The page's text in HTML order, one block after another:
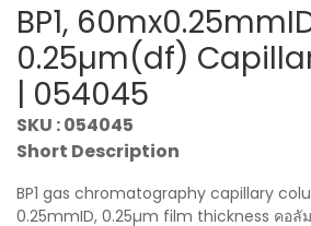
BP1,
0.25µm(df)
| 054045
SKU : 054045
Short Description
BP1 gas chromatography capillary
0.25mmID, 0.25µm film thickness คอลั